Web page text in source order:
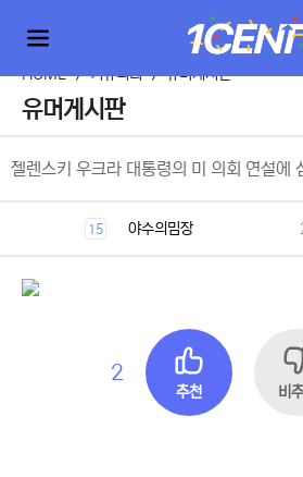
HOME > 커뮤니티 > 유머게시판
유머게시판
젤렌스키 우크라 대통령의 미 의회 연설에
15 야수의밈장
2
추천 비